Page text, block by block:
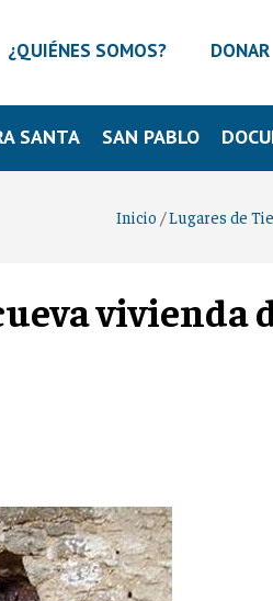
¿QUIÉNES SOMOS? DONAR
SANTA SAN PABLO
Inicio /Lugares de
vivienda